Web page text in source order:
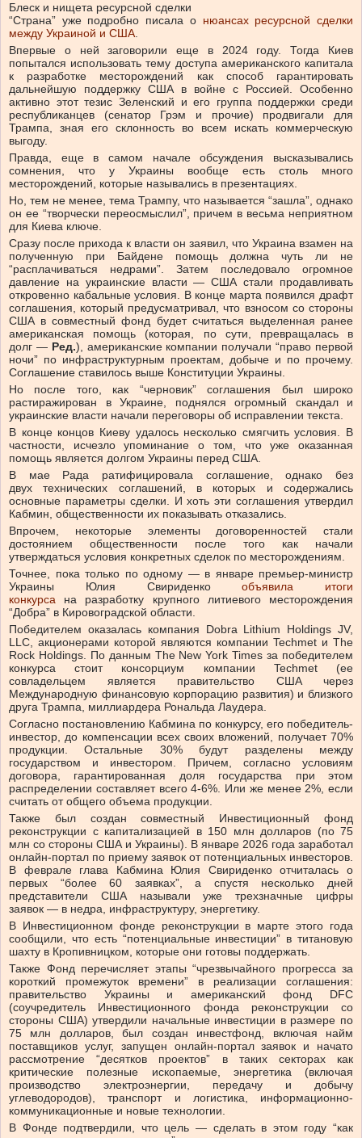
Блеск и нищета ресурсной сделки
“Страна” уже подробно писала о нюансах ресурсной сделки
между Украиной и США.
Впервые о ней заговорили еще в 2024 году. Тогда Киев
попытался использовать тему доступа американского капитала
к разработке месторождений как способ гарантировать
дальнейшую поддержку США в войне с Россией. Особенно
активно этот тезис Зеленский и его группа поддержки среди
республиканцев (сенатор Грэм и прочие) продвигали для
Трампа, зная его склонность во всем искать коммерческую
выгоду.
Правда, еще в самом начале обсуждения высказывались
сомнения, что у Украины вообще есть столь много
месторождений, которые назывались в презентациях.
Но, тем не менее, тема Трампу, что называется “зашла”, однако
он ее “творчески переосмыслил”, причем в весьма неприятном
для Киева ключе.
Сразу после прихода к власти он заявил, что Украина взамен на
полученную при Байдене помощь должна чуть ли не
“расплачиваться недрами”. Затем последовало огромное
давление на украинские власти — США стали продавливать
откровенно кабальные условия. В конце марта появился драфт
соглашения, который предусматривал, что взносом со стороны
США в совместный фонд будет считаться выделенная ранее
американская помощь (которая, по сути, превращалась в
долг — Ред.), американские компании получали “право первой
ночи” по инфраструктурным проектам, добыче и по прочему.
Соглашение ставилось выше Конституции Украины.
Но после того, как “черновик” соглашения был широко
растиражирован в Украине, поднялся огромный скандал и
украинские власти начали переговоры об исправлении текста.
В конце концов Киеву удалось несколько смягчить условия. В
частности, исчезло упоминание о том, что уже оказанная
помощь является долгом Украины перед США.
В мае Рада ратифицировала соглашение, однако без
двух технических соглашений, в которых и содержались
основные параметры сделки. И хоть эти соглашения утвердил
Кабмин, общественности их показывать отказались.
Впрочем, некоторые элементы договоренностей стали
достоянием общественности после того как начали
утверждаться условия конкретных сделок по месторождениям.
Точнее, пока только по одному — в январе премьер-министр
Украины Юлия Свириденкообъявила итоги
конкурса на разработку крупного литиевого месторождения
“Добра” в Кировоградской области.
Победителем оказалась компания Dobra Lithium Holdings JV,
LLC, акционерами которой являются компании Techmet и The
Rock Holdings. По данным The New York Times за победителем
конкурса стоит консорциум компании Techmet (ее
совладельцем является правительство США через
Международную финансовую корпорацию развития) и близкого
друга Трампа, миллиардера Рональда Лаудера.
Согласно постановлению Кабмина по конкурсу, его победитель-
инвестор, до компенсации всех своих вложений, получает 70%
продукции. Остальные 30% будут разделены между
государством и инвестором. Причем, согласно условиям
договора, гарантированная доля государства при этом
распределении составляет всего 4-6%. Или же менее 2%, если
считать от общего объема продукции.
Также был создан совместный Инвестиционный фонд
реконструкции с капитализацией в 150 млн долларов (по 75
млн со стороны США и Украины). В январе 2026 года заработал
онлайн-портал по приему заявок от потенциальных инвесторов.
В феврале глава Кабмина Юлия Свириденко отчиталась о
первых “более 60 заявках”, а спустя несколько дней
представители США называли уже трехзначные цифры
заявок — в недра, инфраструктуру, энергетику.
В Инвестиционном фонде реконструкции в марте этого года
сообщили, что есть “потенциальные инвестиции” в титановую
шахту в Кропивницком, которые они готовы поддержать.
Также Фонд перечисляет этапы “чрезвычайного прогресса за
короткий промежуток времени” в реализации соглашения:
правительство Украины и американский фонд DFC
(соучредитель Инвестиционного фонда реконструкции со
стороны США) утвердили начальные инвестиции в размере по
75 млн долларов, был создан инвестфонд, включая найм
поставщиков услуг, запущен онлайн-портал заявок и начато
рассмотрение “десятков проектов” в таких секторах как
критические полезные ископаемые, энергетика (включая
производство электроэнергии, передачу и добычу
углеводородов), транспорт и логистика, информационно-
коммуникационные и новые технологии.
В Фонде подтвердили, что цель — сделать в этом году “как